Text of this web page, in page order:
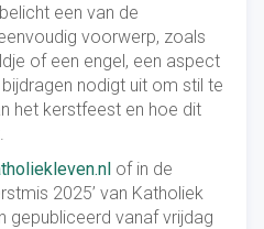
een van de
voorwerp, zoals
of een engel, een aspect
nodigt uit om stil te
het kerstfeest en hoe dit
of in de
2025’ van Katholiek
gepubliceerd vanaf vrijdag